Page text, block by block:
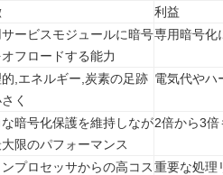
利益
ービスモジュールに暗号
フロードする能力
専用暗号化
,エネルギー,炭素の足跡
く
電気代やハ
暗号化保護を維持しなが
大限のパフォーマンス
2倍から3
ンプロセッサからの高コス重要な処理